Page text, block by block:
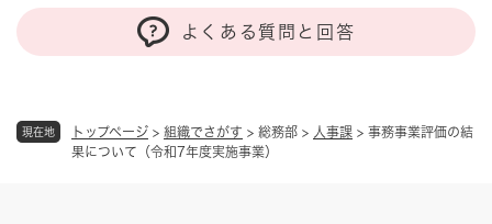
現在地 トップページ > 組織でさがす > 総務部 > 人事課 > 事務事業評価の結
果について（令和7年度実施事業）
よくある質問と回答